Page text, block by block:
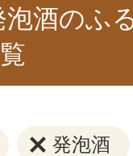
泡酒のふ
発泡酒